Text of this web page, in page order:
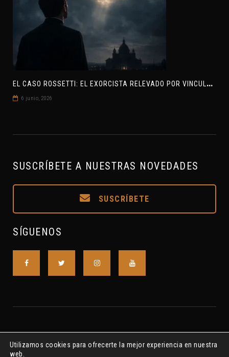
E
L CASO ROSSETTI: EL EXORCISTA RELEVADO POR VINCULAR OVNIS Y DEMONIOS
6 junio, 2026
SUSCRÍBETE A NUESTRAS NOVEDADES
SUSCRÍBETE
SÍGUENOS
Utilizamos cookies para ofrecerte la mejor experiencia en nuestra
web.